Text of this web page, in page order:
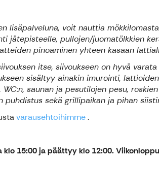
lisäpalveluna, voit nauttia
jätepisteelle, pullojen/juomatölkkien
pinoaminen yhteen kasaan
itse, siivoukseen on hyvä
sisältyy ainakin imurointi,
saunan ja pesutilojen pesu,
puhdistus sekä grillipaikan ja pihan
varausehtoihimme.
klo 15:00 ja päättyy klo 12:00.